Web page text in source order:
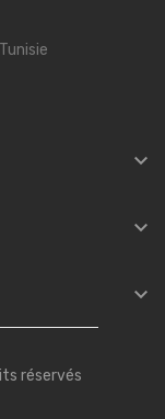



réservés